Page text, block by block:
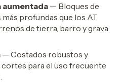
aumentada — Bloques de
profundas que los AT
de tierra, barro y grava
— Costados robustos y
para el uso frecuente